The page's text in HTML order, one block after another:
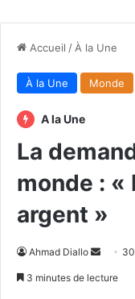
Accueil / À la Une
À la Une Monde
A la Une
La
monde : «
argent »
Ahmad Diallo
Envoyer
3 minutes de lecture